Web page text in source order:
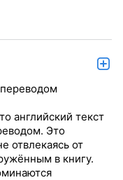
английский текст
Это
отвлекаясь от
в книгу.